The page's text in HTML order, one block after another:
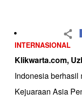
INTERNASIONAL
Klikwarta.com,
Indonesia berhasil
Kejuaraan Asia